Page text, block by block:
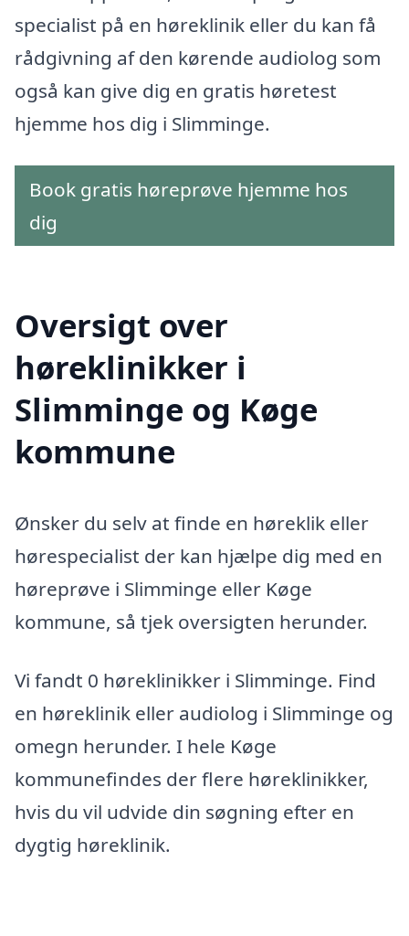
specialist på en høreklinik eller du kan få
rådgivning af den kørende audiolog som
også kan give dig en gratis høretest
hjemme hos dig i Slimminge.
Book gratis høreprøve hjemme hos
dig
Oversigt over
høreklinikker i
Slimminge og Køge
kommune
Ønsker du selv at finde en høreklik eller
hørespecialist der kan hjælpe dig med en
høreprøve i Slimminge eller Køge
kommune, så tjek oversigten herunder.
Vi fandt 0 høreklinikker i Slimminge. Find
en høreklinik eller audiolog i Slimminge og
omegn herunder. I hele Køge
kommunefindes der flere høreklinikker,
hvis du vil udvide din søgning efter en
dygtig høreklinik.